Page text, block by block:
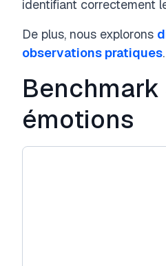
identifiant correctement
De plus, nous explorons
observations pratiques.
émotions